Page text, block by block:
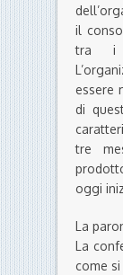
il
tra i
essere
di
tre
oggi
La
La
come